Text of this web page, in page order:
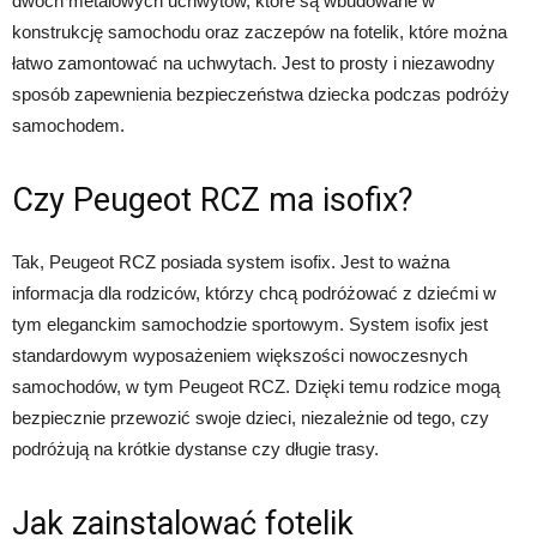
konstrukcję samochodu oraz zaczepów na fotelik, które można
łatwo zamontować na uchwytach. Jest to prosty i niezawodny
sposób zapewnienia bezpieczeństwa dziecka podczas podróży
samochodem.
Czy Peugeot RCZ ma isofix?
Tak, Peugeot RCZ posiada system isofix. Jest to ważna
informacja dla rodziców, którzy chcą podróżować z dziećmi w
tym eleganckim samochodzie sportowym. System isofix jest
standardowym wyposażeniem większości nowoczesnych
samochodów, w tym Peugeot RCZ. Dzięki temu rodzice mogą
bezpiecznie przewozić swoje dzieci, niezależnie od tego, czy
podróżują na krótkie dystanse czy długie trasy.
Jak zainstalować fotelik